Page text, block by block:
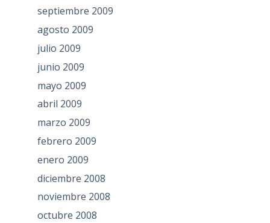
septiembre 2009
agosto 2009
julio 2009
junio 2009
mayo 2009
abril 2009
marzo 2009
febrero 2009
enero 2009
diciembre 2008
noviembre 2008
octubre 2008